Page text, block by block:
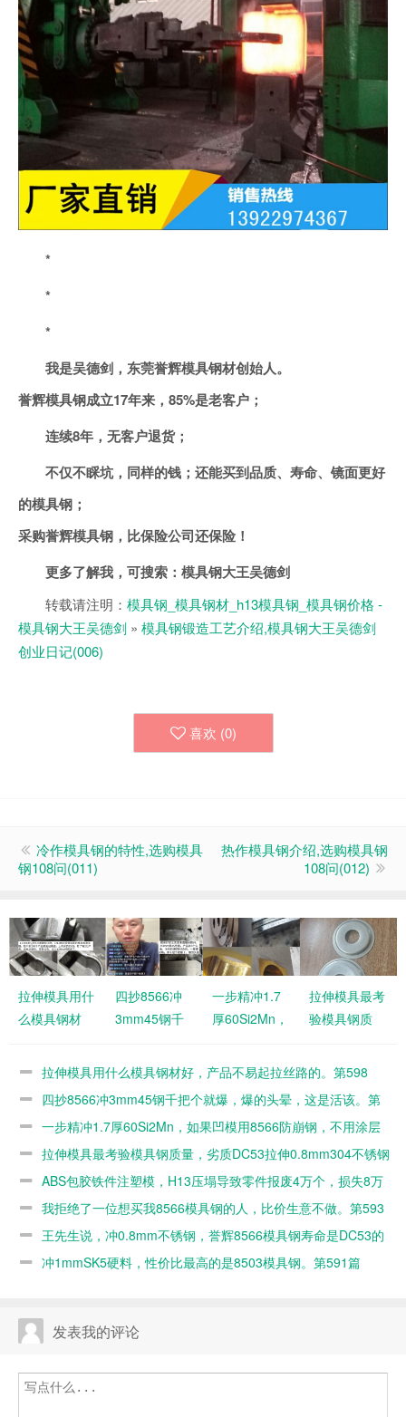
*
*
*
我是吴德剑，东莞誉辉模具钢材创始人。
誉辉模具钢成立17年来，85%是老客户；
连续8年，无客户退货；
不仅不睬坑，同样的钱；还能买到品质、寿命、镜面更好
的模具钢；
采购誉辉模具钢，比保险公司还保险！
更多了解我，可搜索： 模具钢大王吴德剑
转载请注明： 模具钢_模具钢材_h13模具钢_模具钢价格 -
模具钢大王吴德剑 » 模具钢锻造工艺介绍,模具钢大王吴德剑
创业日记(006)
喜欢 (0)
冷作模具钢的特性,选购模具
钢108问(011)
热作模具钢介绍,选购模具钢
108问(012)
拉伸模具用什
么模具钢材
起拉丝路的。
四抄8566冲
3mm45钢千
的头晕，这是
篇
一步精冲1.7
厚60Si2Mn，
8566防崩
的。第596篇
拉伸模具最考
验模具钢质
DC53拉伸
锈钢几百个就
毛了。第595
篇
拉伸模具用什么模具钢材好，产品不易起拉丝路的。第598
篇
四抄8566冲3mm45钢千把个就爆，爆的头晕，这是活该。第
597篇一步精冲1.7厚60Si2Mn，如果凹模用8566防崩钢，不用涂层
的。第596篇
拉伸模具最考验模具钢质量，劣质DC53拉伸0.8mm304不锈钢
几百个就毛了。第595篇
ABS包胶铁件注塑模，H13压塌导致零件报废4万个，损失8万
元。第594篇
我拒绝了一位想买我8566模具钢的人，比价生意不做。第593
篇
王先生说，冲0.8mm不锈钢，誉辉8566模具钢寿命是DC53的
10倍。第592篇
冲1mmSK5硬料，性价比最高的是8503模具钢。第591篇
发表我的评论